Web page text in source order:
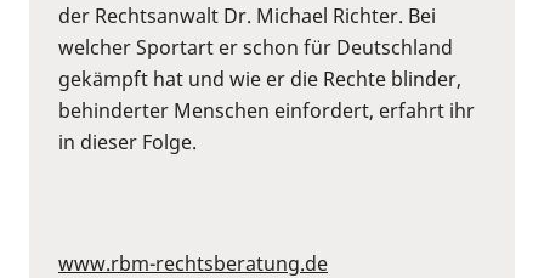
der Rechtsanwalt Dr. Michael Richter. Bei
welcher Sportart er schon für Deutschland
gekämpft hat und wie er die Rechte blinder,
behinderter Menschen einfordert, erfahrt ihr
in dieser Folge.
www.rbm-rechtsberatung.de